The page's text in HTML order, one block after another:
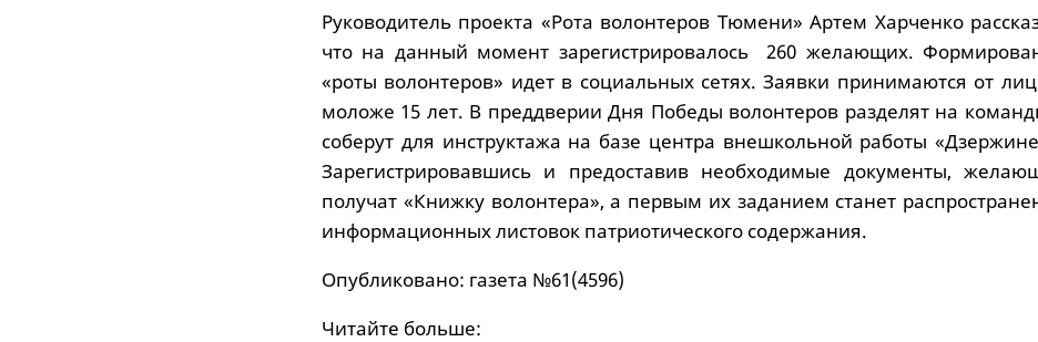
Руководитель проекта «Рота волонтеров Тюмени» Артем Харченко
что на данный момент зарегистрировалось 260 желающих.
«роты волонтеров» идет в социальных сетях. Заявки принимаются от
моложе 15 лет. В преддверии Дня Победы волонтеров разделят на
соберут для инструктажа на базе центра внешкольной работы
Зарегистрировавшись и предоставив необходимые документы,
получат «Книжку волонтера», а первым их заданием станет
информационных листовок патриотического содержания.
Опубликовано: газета №61(4596)
Читайте больше: